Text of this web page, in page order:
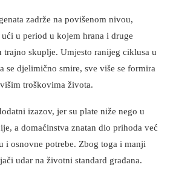
zadrže na povišenom nivou,
u period u kojem hrana i druge
trajno skuplje. Umjesto ranijeg ciklusa u
se djelimično smire, sve više se formira
troškovima života.
izazov, jer su plate niže nego u
a domaćinstva znatan dio prihoda već
i osnovne potrebe. Zbog toga i manji
udar na životni standard građana.